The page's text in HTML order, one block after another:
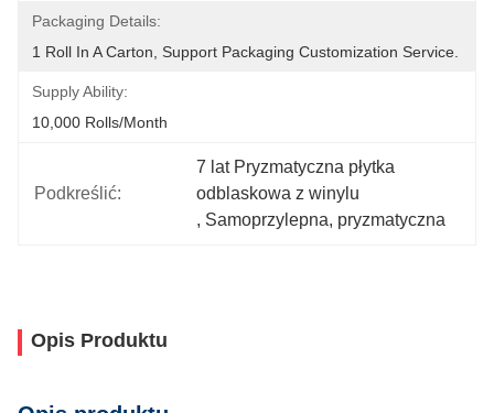
Packaging Details:
1 Roll In A Carton, Support Packaging Customization Service.
Supply Ability:
10,000 Rolls/month
Podkreślić:
7 lat Pryzmatyczna płytka
odblaskowa z winylu
, Samoprzylepna, pryzmatyczna
Opis Produktu